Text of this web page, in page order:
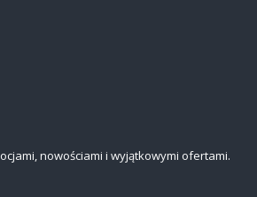
nowościami i wyjątkowymi ofertami.